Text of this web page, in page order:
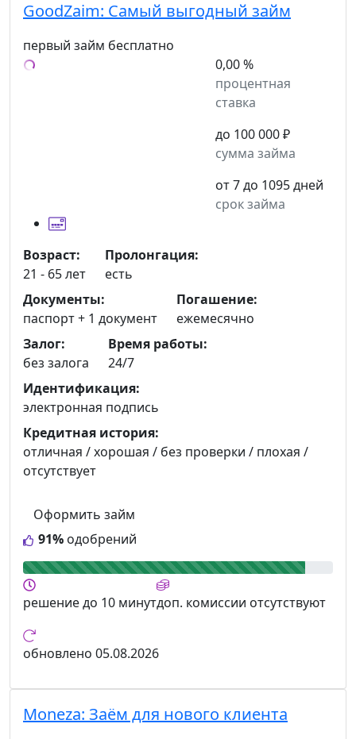
GoodZaim: Самый выгодный займ
первый займ бесплатно
0,00 %
процентная
ставка
до 100 000 ₽
сумма займа
от 7 до 1095 дней
срок займа
91% одобрений
Оформить займ
Возраст:
21 - 65 лет
Пролонгация:
есть
Документы:
паспорт + 1 документ
Погашение:
ежемесячно
Залог:
без залога
Время работы:
24/7
Идентификация:
электронная подпись
Кредитная история:
отличная / хорошая / без проверки / плохая /
отсутствует
решениедо 10 минутдоп. комиссии отсутствуют
обновлено 05.08.2026
Moneza: Заём для нового клиента